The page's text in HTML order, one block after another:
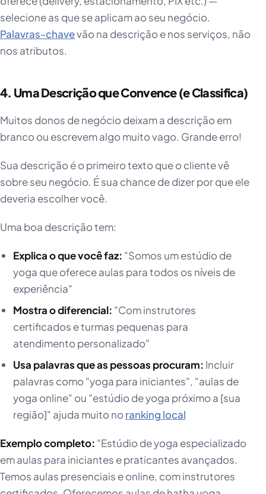
selecione as que se aplicam ao seu negócio.
Palavras-chavevão na descrição e nos serviços, não
nos atributos.
4. Uma Descrição que Convence (e Classifica)
Muitos donos de negócio deixam a descrição em
branco ou escrevem algo muito vago. Grande erro!
Sua descrição é o primeiro texto que o cliente vê
sobre seu negócio. É sua chance de dizer por que ele
deveria escolher você.
Uma boa descrição tem:
Explica o que você faz: "Somos um estúdio de
yoga que oferece aulas para todos os níveis de
experiência"
Mostra o diferencial: "Com instrutores
certificados e turmas pequenas para
atendimento personalizado"
Usa palavras que as pessoas procuram: Incluir
palavras como "yoga para iniciantes", "aulas de
yoga online" ou "estúdio de yoga próximo a [sua
região]" ajuda muito noranking local
Exemplo completo: "Estúdio de yoga especializado
em aulas para iniciantes e praticantes avançados.
Temos aulas presenciais e online, com instrutores